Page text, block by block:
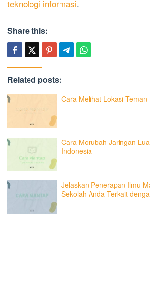
teknologi informasi.
Share this:
Related posts:
Cara Melihat Lokasi Teman
Cara Merubah Jaringan
Indonesia
Jelaskan Penerapan Ilmu
Sekolah Anda Terkait